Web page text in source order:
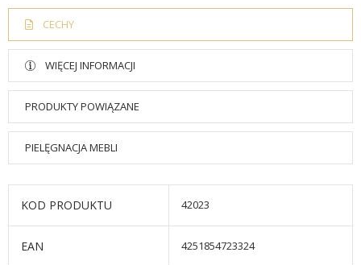
CECHY
WIĘCEJ INFORMACJI
PRODUKTY POWIĄZANE
PIELĘGNACJA MEBLI
KOD PRODUKTU 42023
EAN 4251854723324